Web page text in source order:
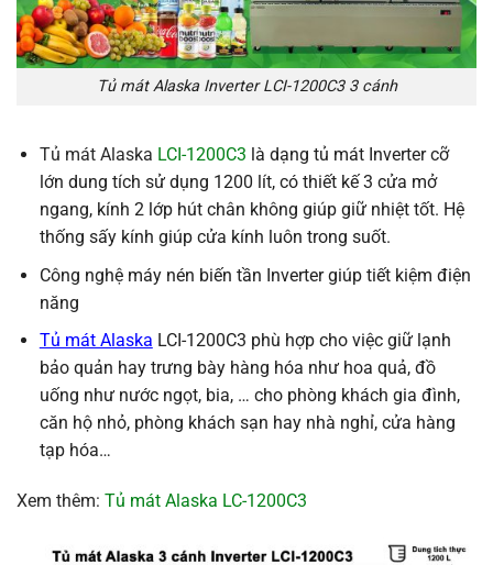
Tủ mát Alaska Inverter LCI-1200C3 3 cánh
Tủ mát Alaska LCI-1200C3 là dạng tủ mát Inverter cỡ
lớn dung tích sử dụng 1200 lít, có thiết kế 3 cửa mở
ngang, kính 2 lớp hút chân không giúp giữ nhiệt tốt. Hệ
thống sấy kính giúp cửa kính luôn trong suốt.
Công nghệ máy nén biến tần Inverter giúp tiết kiệm điện
năng
Tủ mát Alaska LCI-1200C3 phù hợp cho việc giữ lạnh
bảo quản hay trưng bày hàng hóa như hoa quả, đồ
uống như nước ngọt, bia, … cho phòng khách gia đình,
căn hộ nhỏ, phòng khách sạn hay nhà nghỉ, cửa hàng
tạp hóa…
Xem thêm: Tủ mát Alaska LC-1200C3